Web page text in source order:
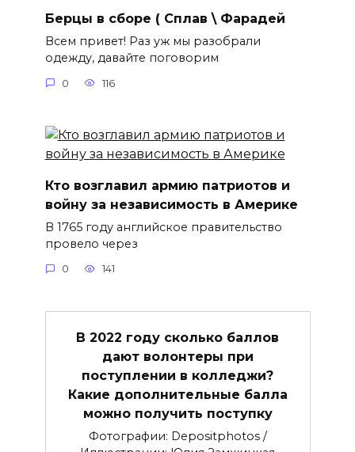
Берцы в сборе ( Сплав \ Фарадей
Всем привет! Раз уж мы разобрали
одежду, давайте поговорим
0 116
Кто возглавил армию патриотов и
войну за независимость в Америке
В 1765 году английское правительство
провело через
0 141
В 2022 году сколько баллов
дают волонтеры при
поступлении в колледжи?
Какие дополнительные балла
можно получить поступку
Фотографии: Depositphotos /